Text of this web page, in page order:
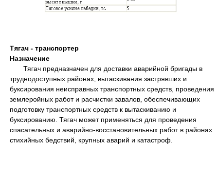
Тягач - транспортер
Назначение
Тягач предназначен для доставки аварийной бригады в
труднодоступных районах, вытаскивания застрявших и
буксирования неисправных транспортных средств, проведения
землеройных работ и расчистки завалов, обеспечивающих
подготовку транспортных средств к вытаскиванию и
буксированию. Тягач может применяться для проведения
спасательных и аварийно-восстановительных работ в районах
стихийных бедствий, крупных аварий и катастроф.